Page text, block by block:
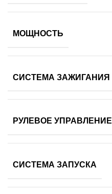
МОЩНОСТЬ
СИСТЕМА ЗАЖИГАНИЯ
РУЛЕВОЕ УПРАВЛЕНИЕ
СИСТЕМА ЗАПУСКА